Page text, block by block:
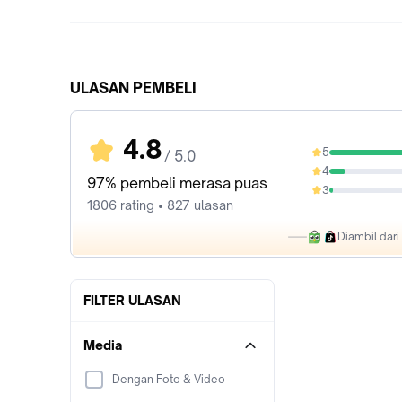
ULASAN PEMBELI
4.8 / 5.0
97% pembeli merasa puas
1806 rating • 827 ulasan
5
87.6%
4
9.91%
3
1.99%
Diambil
FILTER ULASAN
Media
Dengan Foto & Video